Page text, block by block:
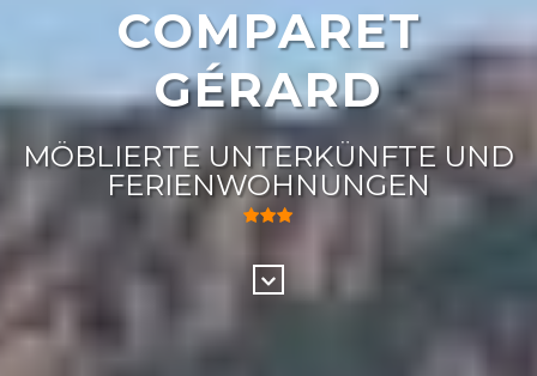
COMPARET
GÉRARD
MÖBLIERTE UNTERKÜNFTE UND
FERIENWOHNUNGEN